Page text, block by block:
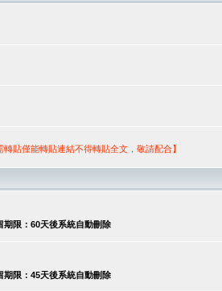
貼僅能轉貼連結不得轉貼全文，敬請配合】
60天後系統自動刪除
45天後系統自動刪除